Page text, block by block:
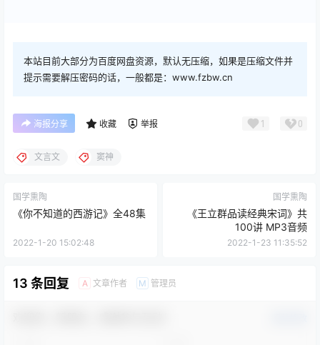
本站目前大部分为百度网盘资源，默认无压缩，如果是压缩文件并
提示需要解压密码的话，一般都是：www.fzbw.cn
海报分享 收藏 举报 1 0
文言文 窦神
国学熏陶
《你不知道的西游记》全48集
2022-1-20 15:02:48
国学熏陶
《王立群品读经典宋词》共
100讲 MP3音频
2022-1-23 11:35:52
13 条回复 A 文章作者 M 管理员